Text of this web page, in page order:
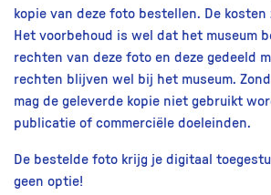
kopie van deze foto bestellen. De
Het voorbehoud is wel dat het museum
rechten van deze foto en deze gedeeld
rechten blijven wel bij het museum.
mag de geleverde kopie niet gebruikt
publicatie of commerciële doeleinden.
De bestelde foto krijg je digitaal
geen optie!